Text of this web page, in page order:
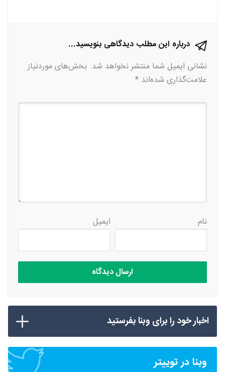
درباره این مطلب دیدگاهی بنویسید...
نشانی ایمیل شما منتشر نخواهد شد. بخش‌های موردنیاز
علامت‌گذاری شده‌اند *
نام ایمیل
اخبار خود را برای وبنا بفرستید
وبنا در توییتر